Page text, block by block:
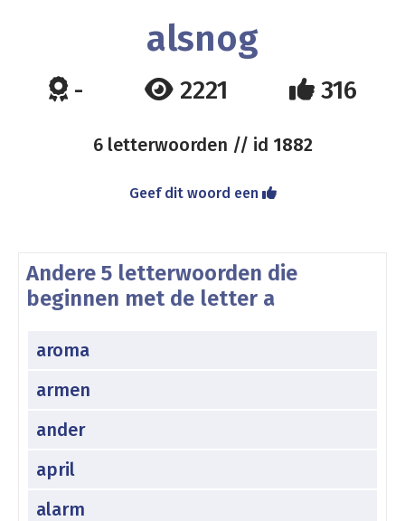
alsnog
- 2221 316
6 letterwoorden // id 1882
Geef dit woord een
Andere 5 letterwoorden die
beginnen met de letter a
aroma
armen
ander
april
alarm